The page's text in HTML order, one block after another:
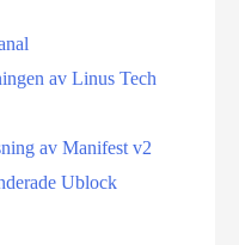
av Linus Tech
av Manifest v2
Ublock